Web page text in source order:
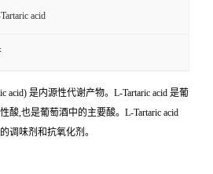
acid
acid) 是内源性代谢产物。L-Tartaric acid 是葡
酸,也是葡萄酒中的主要酸。L-Tartaric acid
调味剂和抗氧化剂。